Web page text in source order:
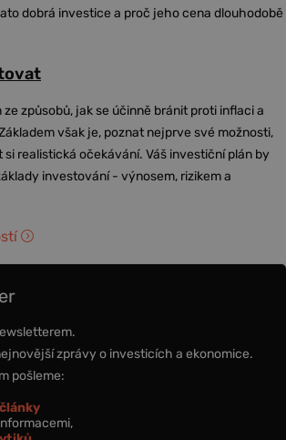
dobrá investice a proč jeho cena dlouhodobě
způsobů, jak se účinně bránit proti inflaci a
však je, poznat nejprve své možnosti,
realistická očekávání. Váš investiční plán by
investování - výnosem, rizikem a
zprávy o investicích a ekonomice.
pošleme: